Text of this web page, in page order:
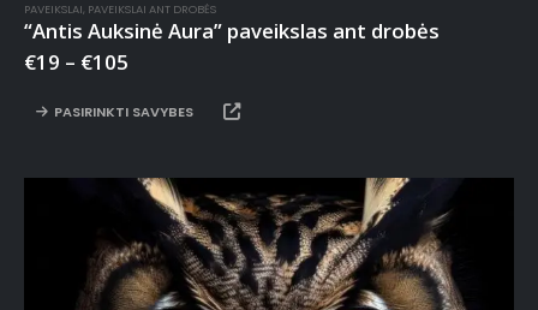
PAVEIKSLAI, PAVEIKSLAI ANT DROBĖS
“Antis Auksinė Aura” paveikslas ant drobės
€19 – €105
PASIRINKTI SAVYBES